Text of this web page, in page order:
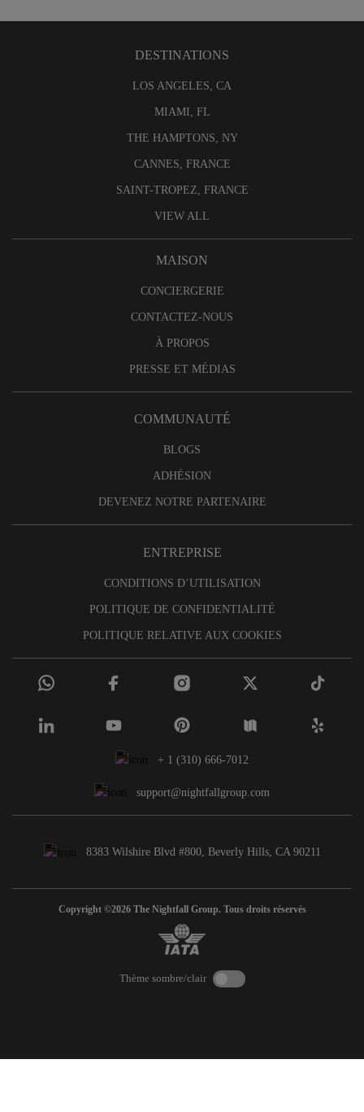
DESTINATIONS
LOS ANGELES, CA
MIAMI, FL
THE HAMPTONS, NY
CANNES, FRANCE
SAINT-TROPEZ, FRANCE
VIEW ALL
MAISON
CONCIERGERIE
CONTACTEZ-NOUS
À PROPOS
PRESSE ET MÉDIAS
COMMUNAUTÉ
BLOGS
ADHÉSION
DEVENEZ NOTRE PARTENAIRE
ENTREPRISE
CONDITIONS D’UTILISATION
POLITIQUE DE CONFIDENTIALITÉ
POLITIQUE RELATIVE AUX COOKIES
+ 1 (310) 666-7012
support@nightfallgroup.com
8383 Wilshire Blvd #800, Beverly Hills, CA 90211
Copyright ©2026 The Nightfall Group. Tous droits réservés
Thème sombre/clair